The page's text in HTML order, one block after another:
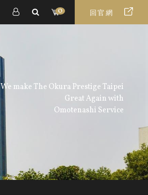
0 回官網
We make The Okura Prestige Taipei
Great Again with
Omotenashi Service